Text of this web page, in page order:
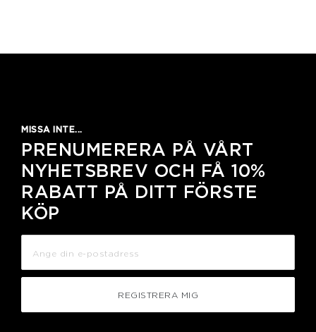
MISSA INTE...
PRENUMERERA PÅ VÅRT
NYHETSBREV OCH FÅ 10%
RABATT PÅ DITT FÖRSTE
KÖP
REGISTRERA MIG